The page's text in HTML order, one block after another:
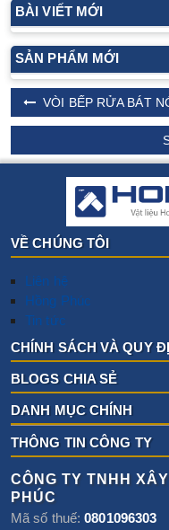
BÀI VIẾT MỚI
SẢN PHẨM MỚI
VÒI BẾP RỬA BÁT
VỀ CHÚNG TÔI
Liên hệ
Hồng Phúc
Tin tức
CHÍNH SÁCH VÀ QUY
BLOGS CHIA SẺ
DANH MỤC CHÍNH
THÔNG TIN CÔNG TY
CÔNG TY TNHH
PHÚC
Mã số thuế:0801096303